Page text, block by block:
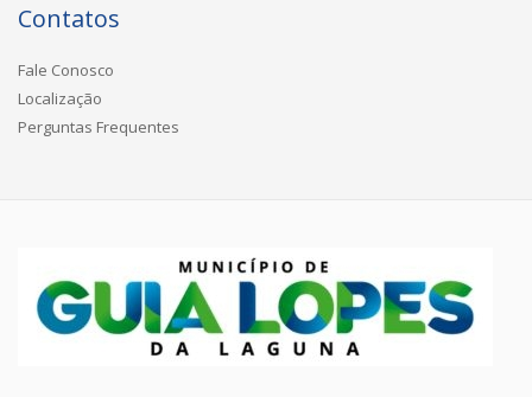
Contatos
Fale Conosco
Localização
Perguntas Frequentes